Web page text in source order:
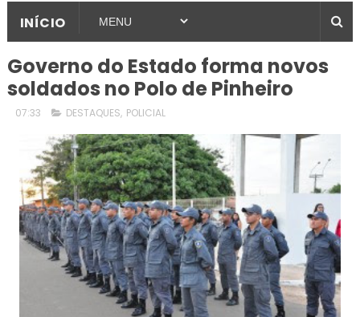
INÍCIO
Governo do Estado forma novos
soldados no Polo de Pinheiro
07:33 DESTAQUES, POLICIAL